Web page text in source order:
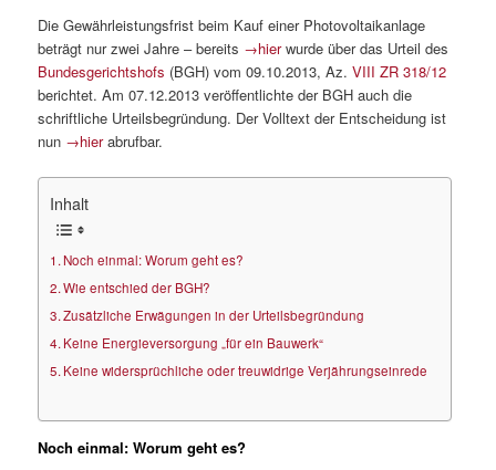
Die Gewährleistungsfrist beim Kauf einer Photovoltaikanlage
beträgt nur zwei Jahre – bereits →hierwurde über das Urteil des
Bundesgerichtshofs (BGH) vom 09.10.2013, Az.VIII ZR 318/12
berichtet. Am 07.12.2013 veröffentlichte der BGH auch die
schriftliche Urteilsbegründung. Der Volltext der Entscheidung ist
nun →hierabrufbar.
Inhalt
Noch einmal: Worum geht es?
Wie entschied der BGH?
Zusätzliche Erwägungen in der Urteilsbegründung
Keine Energieversorgung „für ein Bauwerk“
Keine widersprüchliche oder treuwidrige Verjährungseinrede
Noch einmal: Worum geht es?